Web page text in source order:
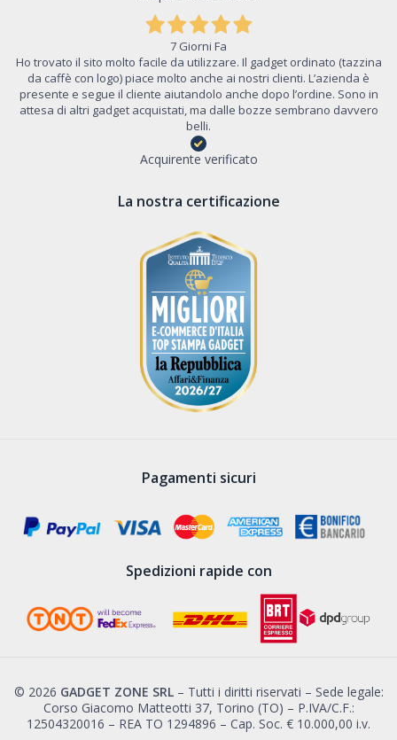
7 Giorni Fa
Ho trovato il sito molto facile da utilizzare. Il gadget ordinato (tazzina
da caffè con logo) piace molto anche ai nostri clienti. L’azienda è
presente e segue il cliente aiutandolo anche dopo l’ordine. Sono in
attesa di altri gadget acquistati, ma dalle bozze sembrano davvero
belli.
Acquirente verificato
La nostra certificazione
Pagamenti sicuri
Spedizioni rapide con
© 2026 GADGET ZONE SRL– Tutti i diritti riservati – Sede legale:
Corso Giacomo Matteotti 37, Torino (TO) – P.IVA/C.F.:
12504320016 – REA TO 1294896 – Cap. Soc. € 10.000,00 i.v.